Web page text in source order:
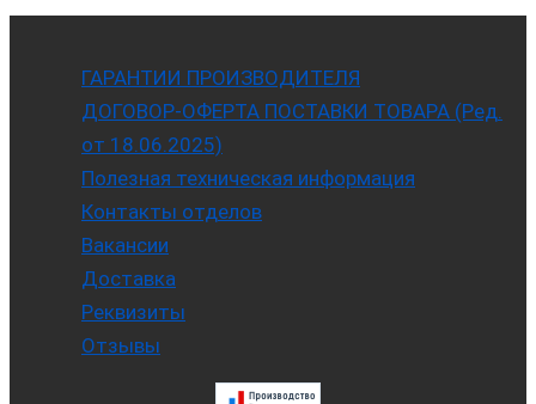
ГАРАНТИИ ПРОИЗВОДИТЕЛЯ
ДОГОВОР-ОФЕРТА ПОСТАВКИ ТОВАРА (Ред.
от 18.06.2025)
Полезная техническая информация
Контакты отделов
Вакансии
Доставка
Реквизиты
Отзывы